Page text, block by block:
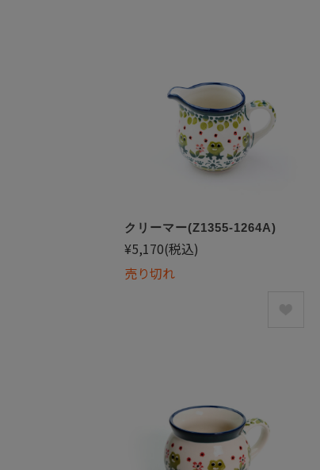
クリーマー(Z1355-1264A)
¥5,170(税込)
売り切れ